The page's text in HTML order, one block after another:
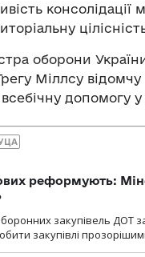
оборони
Міллсу відомчу
допомогу
реформують:
закупівель ДОТ
закупівлі